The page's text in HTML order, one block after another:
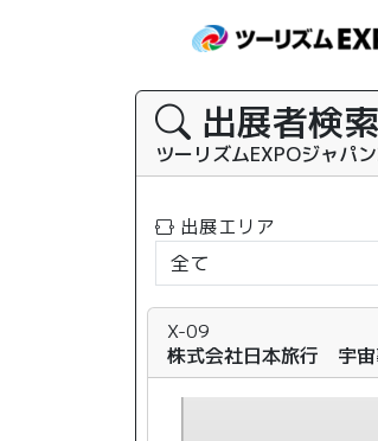
出展者検索
ツーリズムEXPOジャパ
出展エリア
X-09
株式会社日本旅行 宇宙